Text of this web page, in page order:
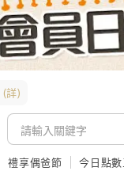
(詳)
禮享偶爸節 今日點